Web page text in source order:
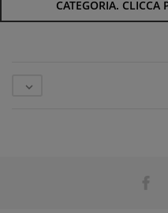
CATEGORIA. CLICCA
